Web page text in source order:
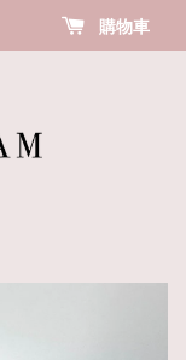
購物車